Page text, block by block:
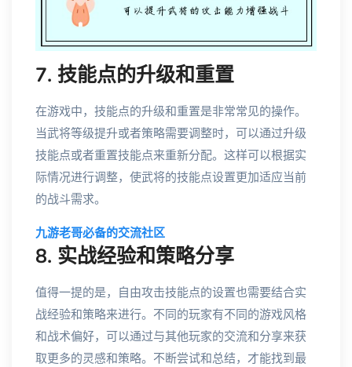
7. 技能点的升级和重置
在游戏中，技能点的升级和重置是非常常见的操作。
当武将等级提升或者策略需要调整时，可以通过升级
技能点或者重置技能点来重新分配。这样可以根据实
际情况进行调整，使武将的技能点设置更加适应当前
的战斗需求。
九游老哥必备的交流社区
8. 实战经验和策略分享
值得一提的是，自由攻击技能点的设置也需要结合实
战经验和策略来进行。不同的玩家有不同的游戏风格
和战术偏好，可以通过与其他玩家的交流和分享来获
取更多的灵感和策略。不断尝试和总结，才能找到最